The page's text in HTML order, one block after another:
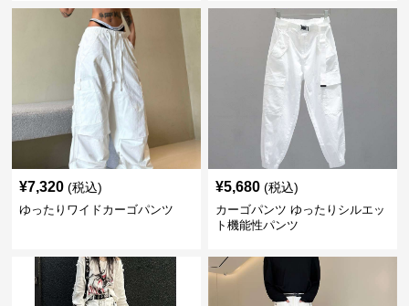
¥7,320 (税込)
ゆったりワイドカーゴパンツ
¥5,680 (税込)
カーゴパンツ ゆったりシルエッ
ト機能性パンツ